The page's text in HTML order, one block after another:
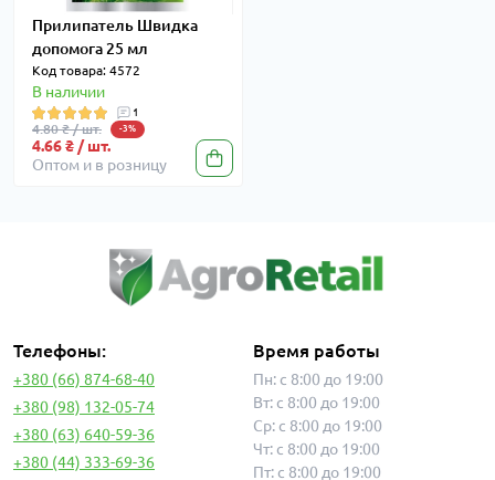
Прилипатель Швидка
допомога 25 мл
Код товара: 4572
В наличии
1
4.80 ₴ / шт. -3%
4.66 ₴ / шт.
Оптом и в розницу
Телефоны:
+380 (66) 874-68-40
+380 (98) 132-05-74
+380 (63) 640-59-36
+380 (44) 333-69-36
Время работы
Пн: с 8:00 до 19:00
Вт: с 8:00 до 19:00
Ср: с 8:00 до 19:00
Чт: с 8:00 до 19:00
Пт: с 8:00 до 19:00